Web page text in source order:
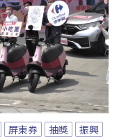
屏東券 抽獎 振興